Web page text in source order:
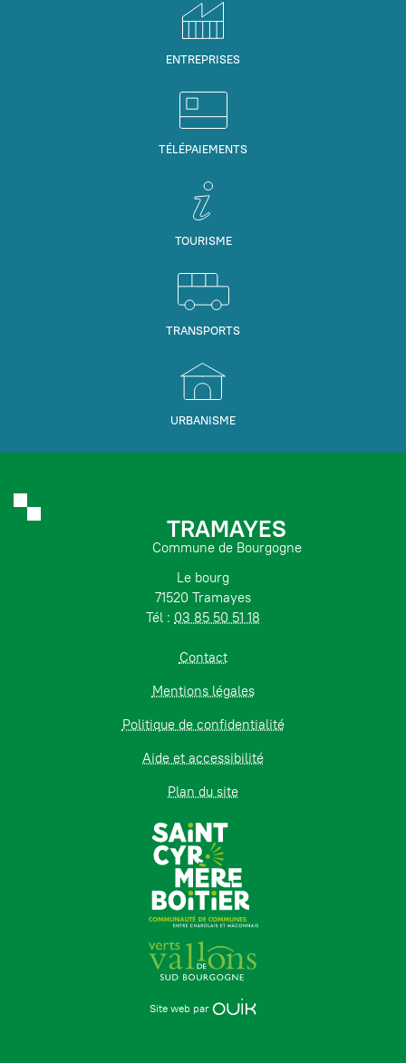
ENTREPRISES
TÉLÉPAIEMENTS
TOURISME
TRANSPORTS
URBANISME
TRAMAYES
Commune de Bourgogne
Le bourg
71520 Tramayes
Tél : 03 85 50 51 18
Contact
Mentions légales
Politique de confidentialité
Aide et accessibilité
Plan du site
Site web par